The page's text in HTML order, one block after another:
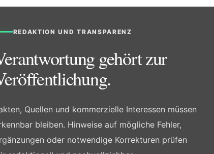
REDAKTION UND TRANSPARENZ
gehört zur
Quellen und kommerzielle Interessen müssen
bleiben. Hinweise auf mögliche Fehler,
oder notwendige Korrekturen prüfen